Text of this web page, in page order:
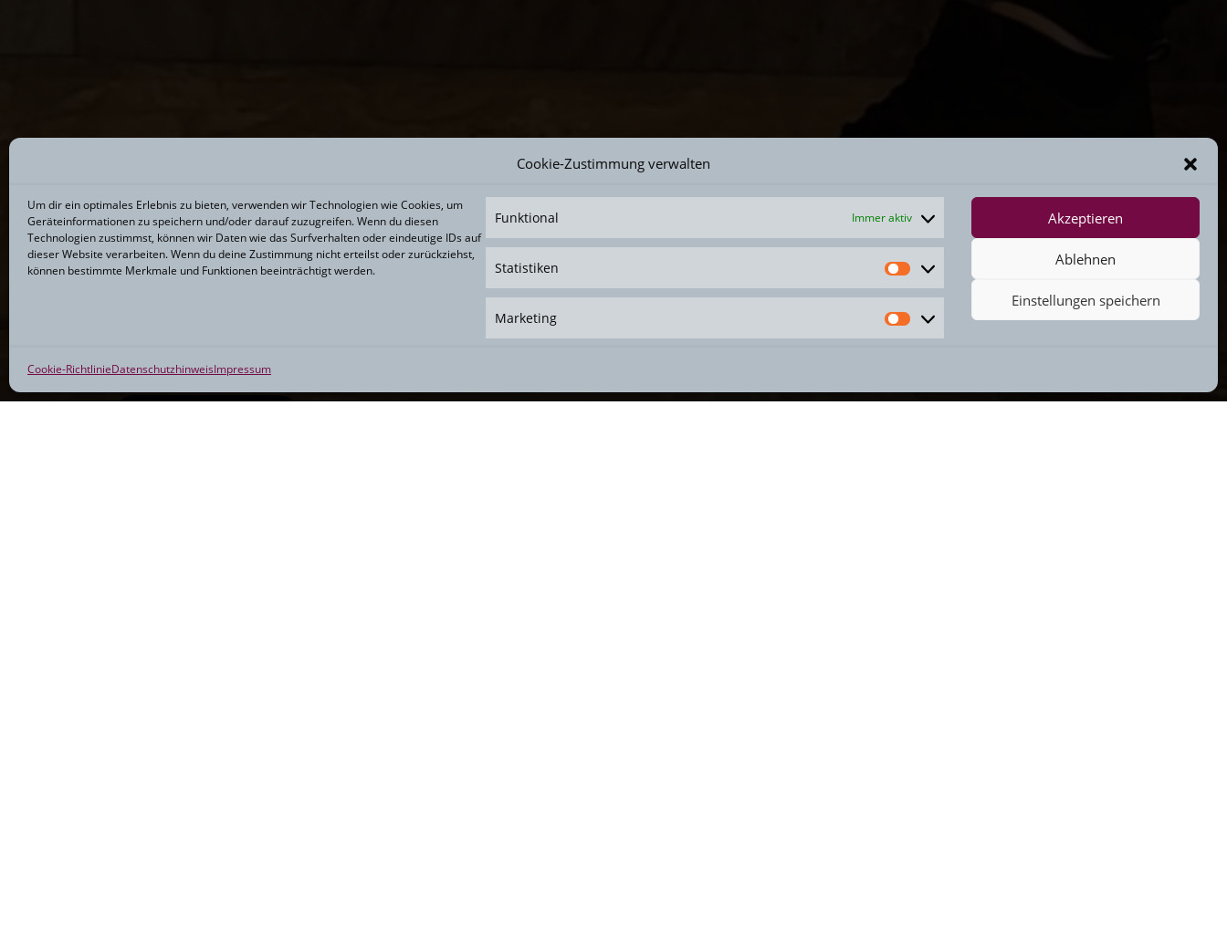
Cookie-Zustimmung verwalten
Um dir ein optimales Erlebnis zu bieten, verwenden wir Technologien wie Cookies, um
Geräteinformationen zu speichern und/oder darauf zuzugreifen. Wenn du diesen
Technologien zustimmst, können wir Daten wie das Surfverhalten oder eindeutige IDs auf
dieser Website verarbeiten. Wenn du deine Zustimmung nicht erteilst oder zurückziehst,
können bestimmte Merkmale und Funktionen beeinträchtigt werden.
Funktional Immer aktiv
Statistiken
Marketing
Akzeptieren
Ablehnen
Einstellungen speichern
Cookie-RichtlinieDatenschutzhinweisImpressum
lets start.
Bei mir gibt es immer ein kostenloses Erstgespräch zum Kennenlernen, um